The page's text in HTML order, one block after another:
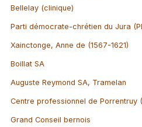
Bellelay (clinique)
Parti démocrate-chrétien du Jura
Xainctonge, Anne de (1567-1621)
Boillat SA
Auguste Reymond SA, Tramelan
Centre professionnel de Porrentruy
Grand Conseil bernois